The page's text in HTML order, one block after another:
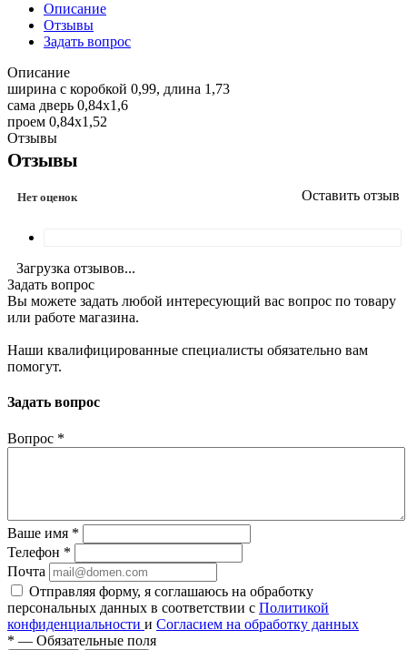
Описание
Отзывы
Задать вопрос
Описание
ширина с коробкой 0,99, длина 1,73
сама дверь 0,84х1,6
проем 0,84х1,52
Отзывы
Отзывы
Нет оценок Оставить отзыв
Загрузка отзывов...
Задать вопрос
Вы можете задать любой интересующий вас вопрос по товару
или работе магазина.
Наши квалифицированные специалисты обязательно вам
помогут.
Задать вопрос
Вопрос *
Ваше имя *
Телефон *
Почта
Отправляя форму, я соглашаюсь на обработку
персональных данных в соответствии с Политикой
конфиденциальности и Согласием на обработку данных
* — Обязательные поля